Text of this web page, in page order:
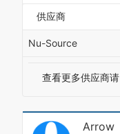
供应商
Nu-Source
查看更多供应商请
Arrow